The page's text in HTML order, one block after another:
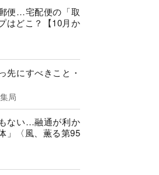
便…宅配便の「取
はどこ？【10月か
先にすべきこと・
局
ない…融通が利か
」〈風、薫る第95